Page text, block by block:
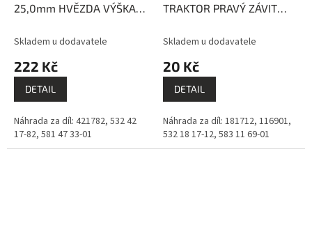
25,0mm HVĚZDA VÝŠKA
Skladem u dodavatele
222 Kč
DETAIL
Náhrada za díl: 421782, 532 42
17-82, 581 47 33-01
TRAKTOR PRAVÝ ZÁVIT
EVEREST
Skladem u dodavatele
20 Kč
DETAIL
Náhrada za díl: 181712, 116901,
532 18 17-12, 583 11 69-01